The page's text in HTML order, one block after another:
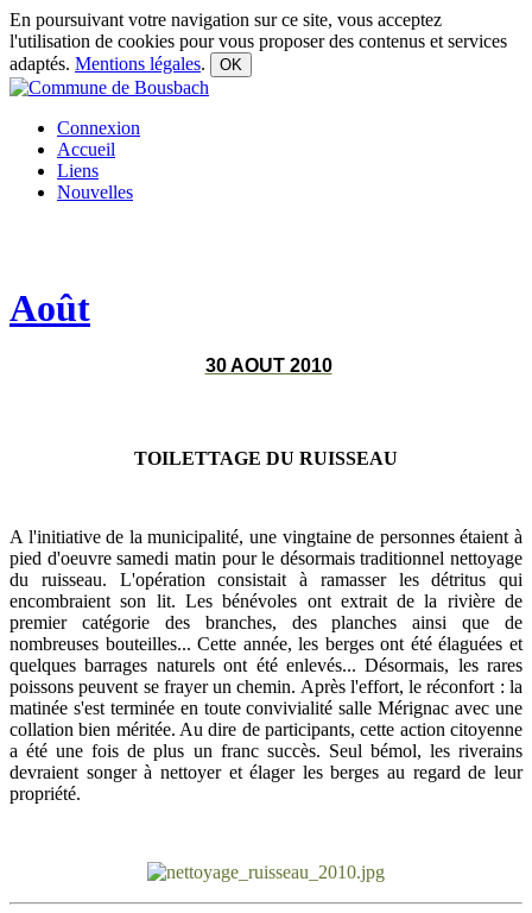
En poursuivant votre navigation sur ce site, vous acceptez
l'utilisation de cookies pour vous proposer des contenus et services
adaptés. Mentions légales. OK
Connexion
Accueil
Liens
Nouvelles
Août
30 AOUT 2010
TOILETTAGE DU RUISSEAU
A l'initiative de la municipalité, une vingtaine de personnes étaient à
pied d'oeuvre samedi matin pour le désormais traditionnel nettoyage
du ruisseau. L'opération consistait à ramasser les détritus qui
encombraient son lit. Les bénévoles ont extrait de la rivière de
premier catégorie des branches, des planches ainsi que de
nombreuses bouteilles... Cette année, les berges ont été élaguées et
quelques barrages naturels ont été enlevés... Désormais, les rares
poissons peuvent se frayer un chemin. Après l'effort, le réconfort : la
matinée s'est terminée en toute convivialité salle Mérignac avec une
collation bien méritée. Au dire de participants, cette action citoyenne
a été une fois de plus un franc succès. Seul bémol, les riverains
devraient songer à nettoyer et élager les berges au regard de leur
propriété.